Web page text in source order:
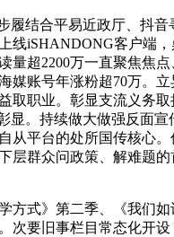
结合平易近政厅、抖音
线iSHANDONG客户端
量超2200万一直聚焦焦点
媒账号年涨粉超70万。立
取职业。彰显支流义务
显。持续做大做强反面宣
从平台的处所国传核心
层群众问政策、解难题
式》第二季、《我们如
次要旧事栏目常态化开设